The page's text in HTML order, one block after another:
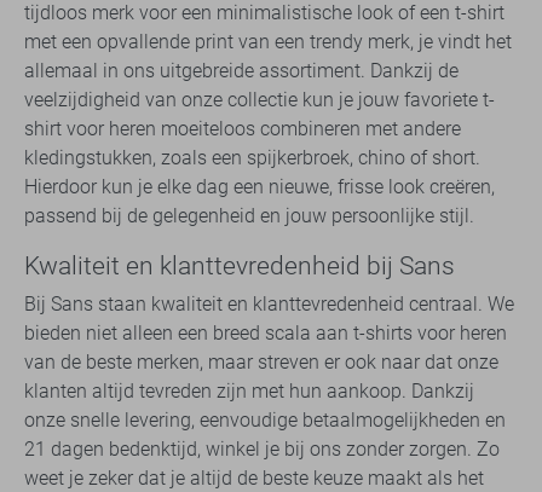
tijdloos merk voor een minimalistische look of een t-shirt
met een opvallende print van een trendy merk, je vindt het
allemaal in ons uitgebreide assortiment. Dankzij de
veelzijdigheid van onze collectie kun je jouw favoriete t-
shirt voor heren moeiteloos combineren met andere
kledingstukken, zoals een spijkerbroek, chino of short.
Hierdoor kun je elke dag een nieuwe, frisse look creëren,
passend bij de gelegenheid en jouw persoonlijke stijl.
Kwaliteit en klanttevredenheid bij Sans
Bij Sans staan kwaliteit en klanttevredenheid centraal. We
bieden niet alleen een breed scala aan t-shirts voor heren
van de beste merken, maar streven er ook naar dat onze
klanten altijd tevreden zijn met hun aankoop. Dankzij
onze snelle levering, eenvoudige betaalmogelijkheden en
21 dagen bedenktijd, winkel je bij ons zonder zorgen. Zo
weet je zeker dat je altijd de beste keuze maakt als het